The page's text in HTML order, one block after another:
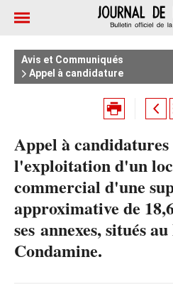
Avis et Communiqués
Appel à candidature
Appel à
l'exploitation d'un
commercial d'une
approximative de
ses annexes, situés
Condamine.